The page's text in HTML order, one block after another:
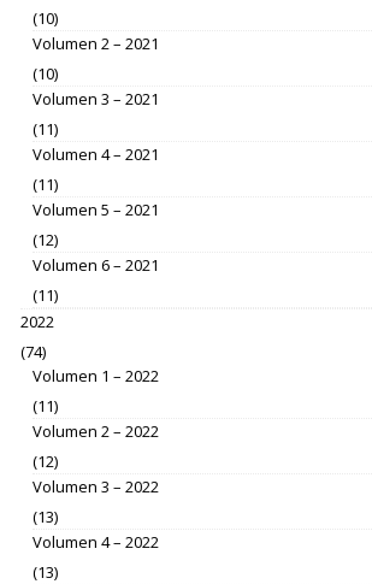
(10)
Volumen 2 – 2021
(10)
Volumen 3 – 2021
(11)
Volumen 4 – 2021
(11)
Volumen 5 – 2021
(12)
Volumen 6 – 2021
(11)
2022
(74)
Volumen 1 – 2022
(11)
Volumen 2 – 2022
(12)
Volumen 3 – 2022
(13)
Volumen 4 – 2022
(13)